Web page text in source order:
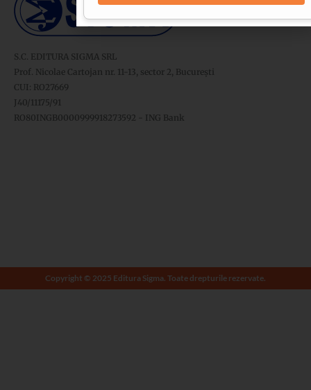
S.C. EDITURA SIGMA SRL
Prof. Nicolae Cartojan nr. 11-13, sector 2, București
CUI: RO27669
J40/11175/91
RO80INGB0000999918273592 - ING Bank
Copyright © 2025 Editura Sigma. Toate drepturile rezervate.